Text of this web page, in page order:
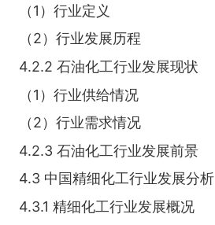
（1）行业定义
（2）行业发展历程
4.2.2 石油化工行业发展现状
（1）行业供给情况
（2）行业需求情况
4.2.3 石油化工行业发展前景
4.3 中国精细化工行业发展分析
4.3.1 精细化工行业发展概况